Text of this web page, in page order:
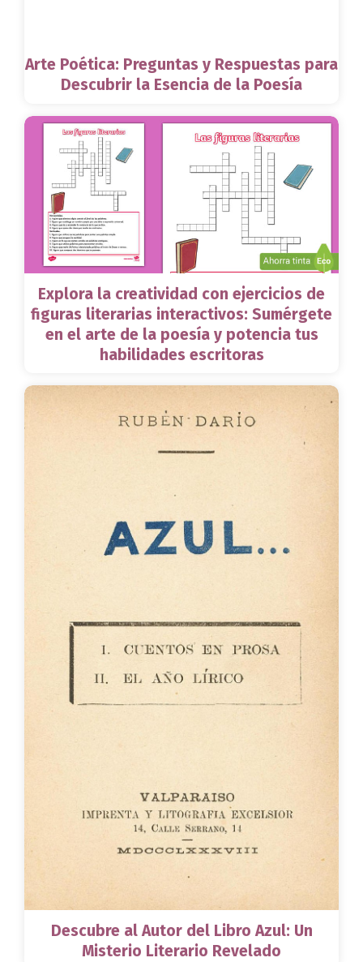
Arte Poética: Preguntas y Respuestas para
Descubrir la Esencia de la Poesía
Explora la creatividad con ejercicios de
figuras literarias interactivos: Sumérgete
en el arte de la poesía y potencia tus
habilidades escritoras
Descubre al Autor del Libro Azul: Un
Misterio Literario Revelado